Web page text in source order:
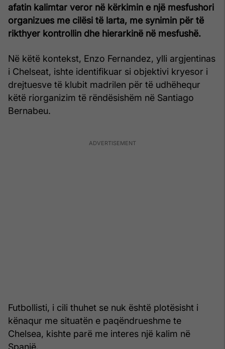
afatin kalimtar veror në kërkimin e një mesfushori
organizues me cilësi të larta, me synimin për të
rikthyer kontrollin dhe hierarkinë në mesfushë.
Në këtë kontekst, Enzo Fernandez, ylli argjentinas
i Chelseat, ishte identifikuar si objektivi kryesor i
drejtuesve të klubit madrilen për të udhëhequr
këtë riorganizim të rëndësishëm në Santiago
Bernabeu.
Futbollisti, i cili thuhet se nuk është plotësisht i
kënaqur me situatën e paqëndrueshme te
Chelsea, kishte parë me interes një kalim në
Spanjë.